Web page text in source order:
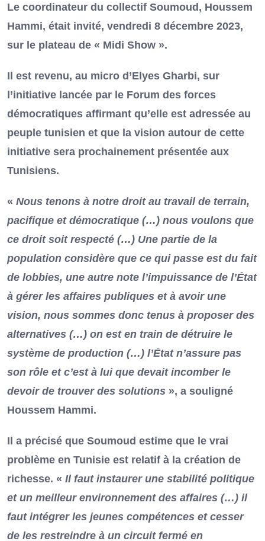
Le coordinateur du collectif Soumoud, Houssem
Hammi, était invité, vendredi 8 décembre 2023,
sur le plateau de « Midi Show ».
Il est revenu, au micro d’Elyes Gharbi, sur
l’initiative lancée par le Forum des forces
démocratiques affirmant qu’elle est adressée au
peuple tunisien et que la vision autour de cette
initiative sera prochainement présentée aux
Tunisiens.
« Nous tenons à notre droit au travail de terrain,
pacifique et démocratique (…) nous voulons que
ce droit soit respecté (…) Une partie de la
population considère que ce qui passe est du fait
de lobbies, une autre note l’impuissance de l’État
à gérer les affaires publiques et à avoir une
vision, nous sommes donc tenus à proposer des
alternatives (…) on est en train de détruire le
système de production (…) l’État n’assure pas
son rôle et c’est à lui que devait incomber le
devoir de trouver des solutions », a souligné
Houssem Hammi.
Il a précisé que Soumoud estime que le vrai
problème en Tunisie est relatif à la création de
richesse. « Il faut instaurer une stabilité politique
et un meilleur environnement des affaires (…) il
faut intégrer les jeunes compétences et cesser
de les restreindre à un circuit fermé en